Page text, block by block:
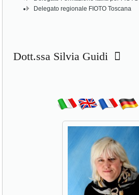
Delegato regionale FIOTO Toscana
Dott.ssa Silvia Guidi